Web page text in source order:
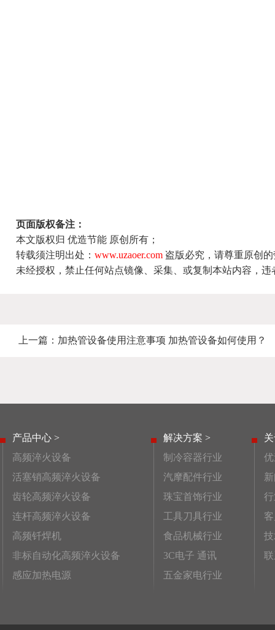
页面版权备注：
本文版权归 优造节能 原创所有；
转载须注明出处： www.uzaoer.com 盗版必究，请尊重原创
未经授权，禁止任何站点镜像、采集、或复制本站内容，
上一篇： 加热管设备使用注意事项 加热管设备如何使用？
产品中心 >
高频淬火设备
活塞销高频淬火设备
齿轮高频淬火设备
连杆高频淬火设备
高频钎焊机
非标自动化高频淬火设备
感应加热电源
解决方案 >
制冷容器行业
汽摩配件行业
珠宝首饰行业
工具刀具行业
食品机械行业
3C电子 通讯
五金家电行业